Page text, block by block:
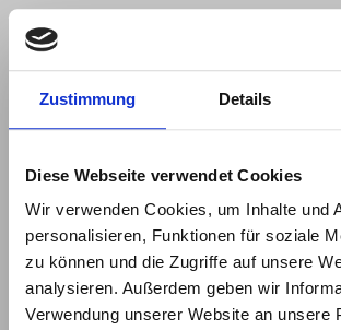
Zustimmung Details
Diese Webseite verwendet Cookies
Wir verwenden Cookies, um Inhalte und
personalisieren, Funktionen für soziale
zu können und die Zugriffe auf unsere
analysieren. Außerdem geben wir
Verwendung unserer Website an unsere
CLAUDIA
KRAML